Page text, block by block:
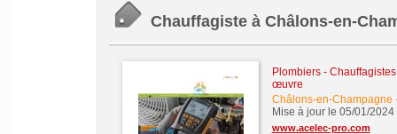
Chauffagiste à Châlons-en-
Plombiers -
œuvre
Châlons-en-Champagne
Mise à jour le 05/01/2024
www.acelec-pro.com